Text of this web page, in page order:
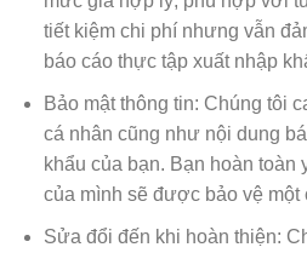
tiết kiệm chi phí nhưng vẫn
báo cáo thực tập xuất nhập
Bảo mật thông tin: Chúng tôi
cá nhân cũng như nội dung
khẩu của bạn. Bạn hoàn toàn
của mình sẽ được bảo vệ một
Sửa đổi đến khi hoàn thiện: